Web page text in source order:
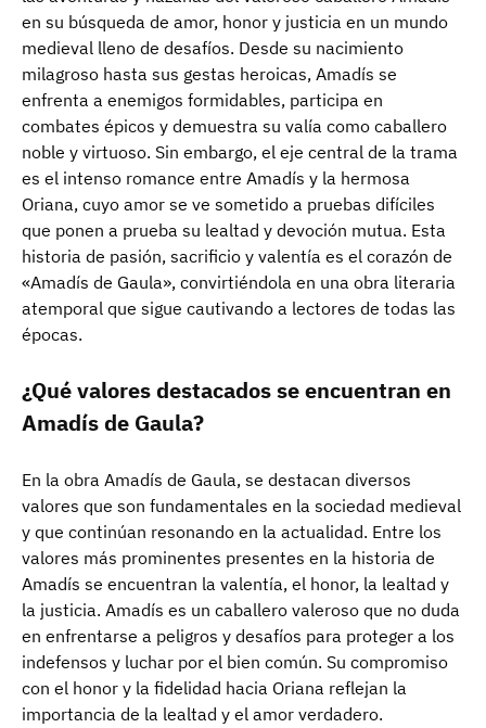
en su búsqueda de amor, honor y justicia en un mundo
medieval lleno de desafíos. Desde su nacimiento
milagroso hasta sus gestas heroicas, Amadís se
enfrenta a enemigos formidables, participa en
combates épicos y demuestra su valía como caballero
noble y virtuoso. Sin embargo, el eje central de la trama
es el intenso romance entre Amadís y la hermosa
Oriana, cuyo amor se ve sometido a pruebas difíciles
que ponen a prueba su lealtad y devoción mutua. Esta
historia de pasión, sacrificio y valentía es el corazón de
«Amadís de Gaula», convirtiéndola en una obra literaria
atemporal que sigue cautivando a lectores de todas las
épocas.
¿Qué valores destacados se encuentran en
Amadís de Gaula?
En la obra Amadís de Gaula, se destacan diversos
valores que son fundamentales en la sociedad medieval
y que continúan resonando en la actualidad. Entre los
valores más prominentes presentes en la historia de
Amadís se encuentran la valentía, el honor, la lealtad y
la justicia. Amadís es un caballero valeroso que no duda
en enfrentarse a peligros y desafíos para proteger a los
indefensos y luchar por el bien común. Su compromiso
con el honor y la fidelidad hacia Oriana reflejan la
importancia de la lealtad y el amor verdadero.